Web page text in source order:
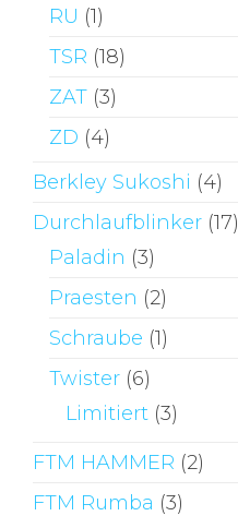
RU (1)
TSR (18)
ZAT (3)
ZD (4)
Berkley Sukoshi (4)
Durchlaufblinker (17)
Paladin (3)
Praesten (2)
Schraube (1)
Twister (6)
Limitiert (3)
FTM HAMMER (2)
FTM Rumba (3)